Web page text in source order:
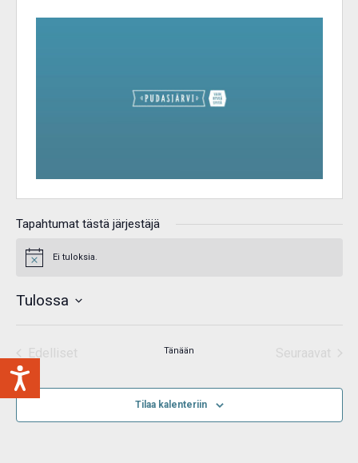
Tapahtumat tästä järjestäjä
Notice Ei tuloksia.
Tulossa
Valitse
päivä.Edelliset
Tänään
Seuraavat
Tilaa kalenteriin